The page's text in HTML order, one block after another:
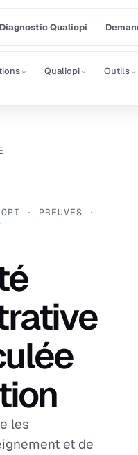
Diagnostic Qualiopi
⌄ Qualiopi⌄ Outils⌄
· PREUVES ·
les
et de